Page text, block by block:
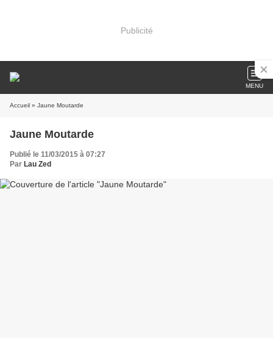
Publicité
MENU
Accueil » Jaune Moutarde
Jaune Moutarde
Publié le 11/03/2015 à 07:27
Par Lau Zed